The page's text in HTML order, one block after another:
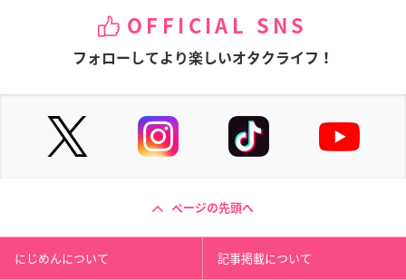
OFFICIAL SNS
フォローしてより楽しいオタクライフ！
ページの先頭へ
にじめんについて 記事掲載について